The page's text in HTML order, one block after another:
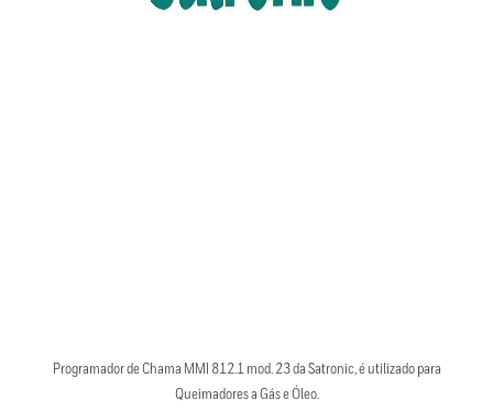
Programador de Chama MMI 812.1 mod. 23 da Satronic, é utilizado para
Queimadores a Gás e Óleo.